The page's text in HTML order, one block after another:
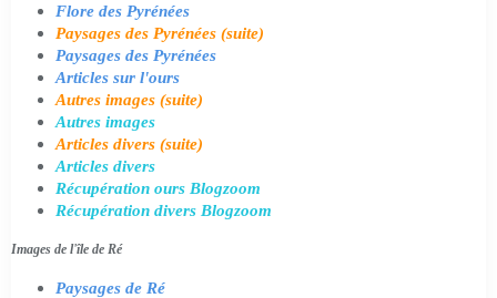
Flore des Pyrénées
Paysages des Pyrénées (suite)
Paysages des Pyrénées
Articles sur l'ours
Autres images (suite)
Autres images
Articles divers (suite)
Articles divers
Récupération ours Blogzoom
Récupération divers Blogzoom
Images de l'île de Ré
Paysages de Ré